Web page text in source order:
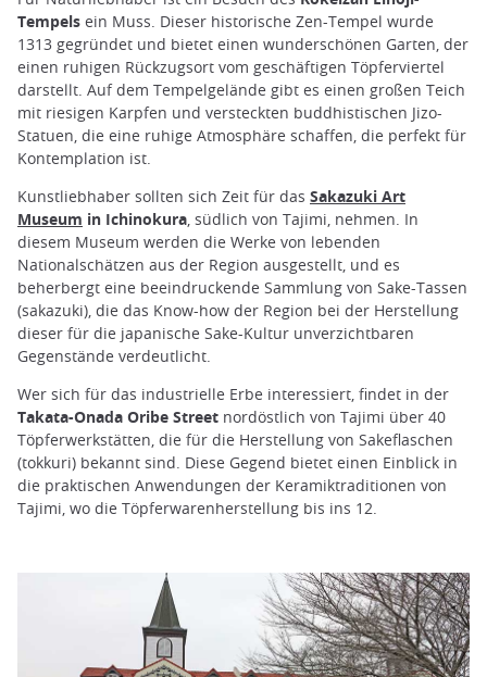
Tempels ein Muss. Dieser historische Zen-Tempel wurde
1313 gegründet und bietet einen wunderschönen Garten, der
einen ruhigen Rückzugsort vom geschäftigen Töpferviertel
darstellt. Auf dem Tempelgelände gibt es einen großen Teich
mit riesigen Karpfen und versteckten buddhistischen Jizo-
Statuen, die eine ruhige Atmosphäre schaffen, die perfekt für
Kontemplation ist.
Kunstliebhaber sollten sich Zeit für das Sakazuki Art
Museum in Ichinokura, südlich von Tajimi, nehmen. In
diesem Museum werden die Werke von lebenden
Nationalschätzen aus der Region ausgestellt, und es
beherbergt eine beeindruckende Sammlung von Sake-Tassen
(sakazuki), die das Know-how der Region bei der Herstellung
dieser für die japanische Sake-Kultur unverzichtbaren
Gegenstände verdeutlicht.
Wer sich für das industrielle Erbe interessiert, findet in der
Takata-Onada Oribe Street nordöstlich von Tajimi über 40
Töpferwerkstätten, die für die Herstellung von Sakeflaschen
(tokkuri) bekannt sind. Diese Gegend bietet einen Einblick in
die praktischen Anwendungen der Keramiktraditionen von
Tajimi, wo die Töpferwarenherstellung bis ins 12.